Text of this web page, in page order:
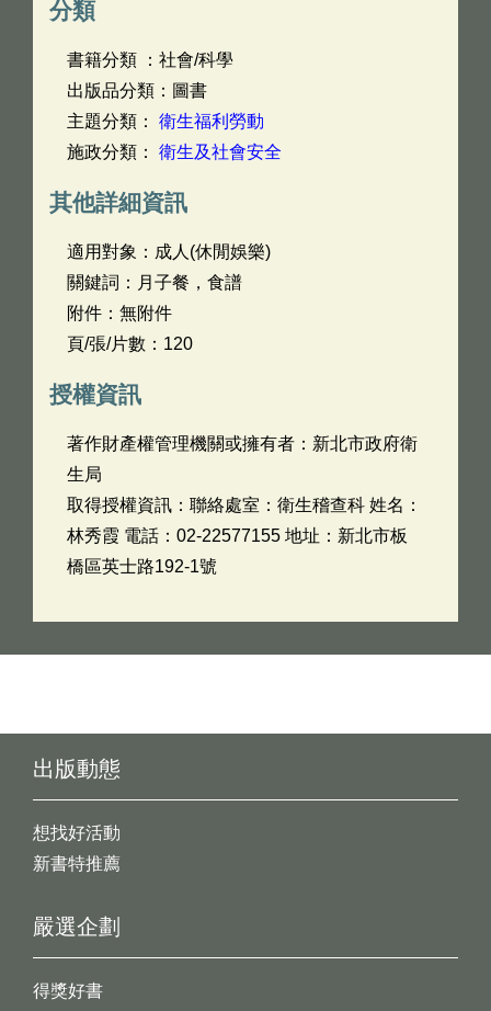
分類
書籍分類 ：社會/科學
出版品分類：圖書
主題分類： 衛生福利勞動
施政分類： 衛生及社會安全
其他詳細資訊
適用對象：成人(休閒娛樂)
關鍵詞：月子餐，食譜
附件：無附件
頁/張/片數：120
授權資訊
著作財產權管理機關或擁有者：新北市政府衛
生局
取得授權資訊：聯絡處室：衛生稽查科 姓名：
林秀霞 電話：02-22577155 地址：新北市板
橋區英士路192-1號
出版動態
想找好活動
新書特推薦
嚴選企劃
得獎好書